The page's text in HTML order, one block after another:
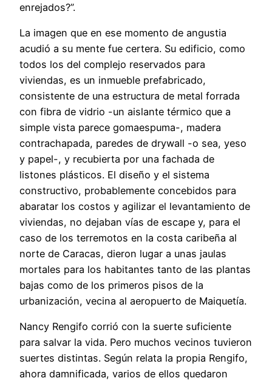
enrejados?”.
La imagen que en ese momento de angustia
acudió a su mente fue certera. Su edificio, como
todos los del complejo reservados para
viviendas, es un inmueble prefabricado,
consistente de una estructura de metal forrada
con fibra de vidrio -un aislante térmico que a
simple vista parece gomaespuma-, madera
contrachapada, paredes de drywall -o sea, yeso
y papel-, y recubierta por una fachada de
listones plásticos. El diseño y el sistema
constructivo, probablemente concebidos para
abaratar los costos y agilizar el levantamiento de
viviendas, no dejaban vías de escape y, para el
caso de los terremotos en la costa caribeña al
norte de Caracas, dieron lugar a unas jaulas
mortales para los habitantes tanto de las plantas
bajas como de los primeros pisos de la
urbanización, vecina al aeropuerto de Maiquetía.
Nancy Rengifo corrió con la suerte suficiente
para salvar la vida. Pero muchos vecinos tuvieron
suertes distintas. Según relata la propia Rengifo,
ahora damnificada, varios de ellos quedaron